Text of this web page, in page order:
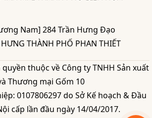
Nam] 284 Trần Hưng Đạo
THÀNH PHỐ PHAN THIẾT
thuộc về Công ty TNHH Sản xuất
Thương mại Gốm 10
0107806297 do Sở Kế hoạch & Đầu
cấp lần đầu ngày 14/04/2017.